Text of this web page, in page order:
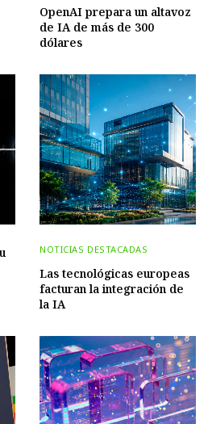
OpenAI prepara un altavoz
de IA de más de 300
dólares
NOTICIAS DESTACADAS
Las tecnológicas europeas
facturan la integración de
la IA